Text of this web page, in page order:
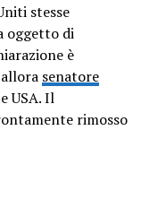
stesse
oggetto di
è
senatore
USA. Il
rimosso